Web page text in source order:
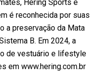
Hering Sports e
é reconhecida por suas
a preservação da Mata
B. Em 2024, a
de vestuário e lifestyle
em www.hering.com.br